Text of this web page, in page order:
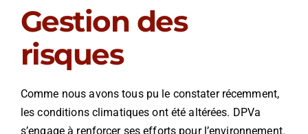
Gestion des
risques
Comme nous avons tous pu le constater récemment,
les conditions climatiques ont été altérées. DPVa
s’engage à renforcer ses efforts pour l’environnement.